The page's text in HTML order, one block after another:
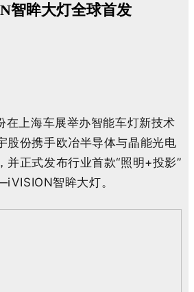
智眸大灯全球首发
在上海车展举办智能车灯新技术
股份携手欧冶半导体与晶能光电
并正式发布行业首款“照明+投影”
智眸大灯。